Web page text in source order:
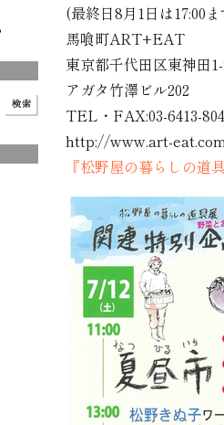
(最終日8月1日は17:00
馬喰町ART+EAT
東京都千代田区東神田
アガタ竹澤ビル202
TEL・FAX:03-6413-
http://www.art-
『松野屋の暮らしの